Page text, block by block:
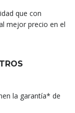
que con
mejor precio en el
la garantía* de